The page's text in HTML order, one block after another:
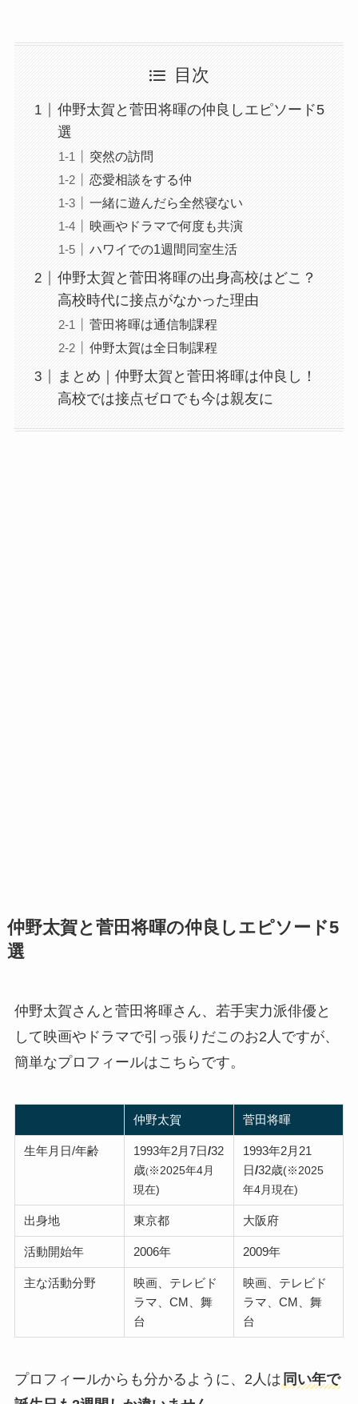
目次
仲野太賀と菅田将暉の仲良しエピソード5
選
突然の訪問
恋愛相談をする仲
一緒に遊んだら全然寝ない
映画やドラマで何度も共演
ハワイでの1週間同室生活
仲野太賀と菅田将暉の出身高校はどこ？
高校時代に接点がなかった理由
菅田将暉は通信制課程
仲野太賀は全日制課程
まとめ｜仲野太賀と菅田将暉は仲良し！
高校では接点ゼロでも今は親友に
仲野太賀と菅田将暉の仲良しエピソード5
選
仲野太賀さんと菅田将暉さん、若手実力派俳優と
して映画やドラマで引っ張りだこのお2人ですが、
簡単なプロフィールはこちらです。
仲野太賀 菅田将暉
生年月日/年齢 1993年2月7日/32
歳(※2025年4月
現在)
1993年2月21
日/32歳(※2025
年4月現在)
出身地 東京都 大阪府
活動開始年 2006年 2009年
主な活動分野
映画、テレビド
ラマ、CM、舞
台
映画、テレビド
ラマ、CM、舞
台
プロフィールからも分かるように、2人は 同い年で